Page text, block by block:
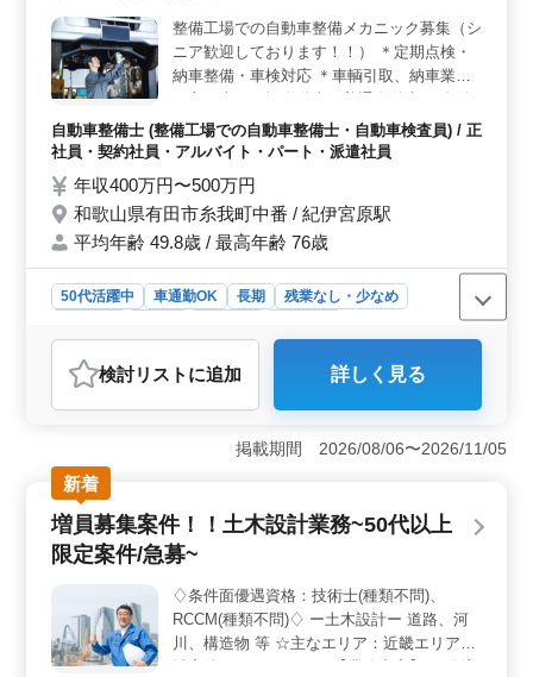
整備工場での自動車整備メカニック募集（シ
ニア歓迎しております！！） ＊定期点検・
納車整備・車検対応 ＊車輌引取、納車業務
車整備経験者歓迎！ブランクのある方も問題
ございません ・ベテラン整備士を募集して
す ・皆様のご応募お待ちしております！
自動車整備士 (整備工場での自動車整備士・自動車検査員) / 正
社員・契約社員・アルバイト・パート・派遣社員
年収400万円〜500万円
和歌山県有田市糸我町中番 / 紀伊宮原駅
平均年齢 49.8歳 / 最高年齢 76歳
50代活躍中 車通勤OK 長期
残業なし・少なめ
自動車整備士
おすすめポイント
＜中高年の活躍＞ 弊社では中高年の方々も積極的に活
躍しています。経験豊富な方々が多く、ブランクのある
方も歓迎しています。整備士としての技術や知識を活か
し、新しい職場で働いてみませんか？ ＜業務内容
＞ 自動車整備工場での整備士として、定期点検や納車
整備、車検対応などを行います。軽自動車や普通自動車
など、さまざまな車種に対応します。経験豊富な方は検
＞ 2級自動車整備士以上の資格と、10年以上の自動車整
備経験が必要です。普通自動車免許も必要になります。
ご経験を活かし新しいステージを築いてみませんか。お
問い合わせお待ちしております。
検討リスト に追加 詳しく見る
掲載期間 2026/08/06〜2026/11/05
新着
増員募集案件！！土木設計業務~50代以上
限定案件/急募~
♢条件面優遇資格：技術士(種類不問)、
RCCM(種類不問)♢ ー土木設計ー 道路、河
川、構造物 等 ☆主なエリア：近畿エリア全